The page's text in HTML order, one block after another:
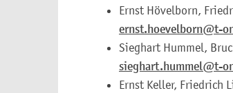
Ernst Hövelborn,
ernst.hoevelborn@t-
Sieghart Hummel,
sieghart.hummel@t-
Ernst Keller, Friedrich